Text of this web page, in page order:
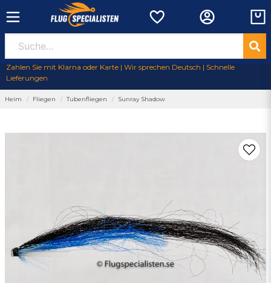
Zahlen Sie mit Klarna oder Karte | Wir sprechen Deutsch | Schnelle
Lieferungen
Heim Fliegen Tubenfliegen Sunray Shadow